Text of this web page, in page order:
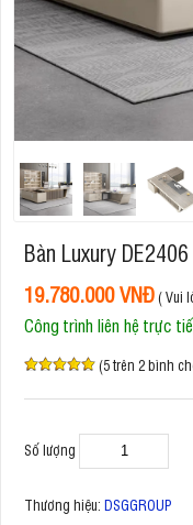
Bàn Luxury DE2406
19.780.000 VNĐ( Vui
Công trình liên hệ trực
(5 trên 2 bình
Số lượng
Thương hiệu: DSGGROUP